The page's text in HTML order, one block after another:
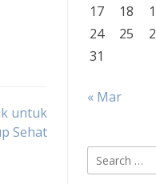
untuk
Sehat
17
18
24
25
31
« Mar
Search
for: